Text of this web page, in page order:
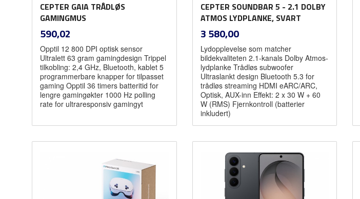
CEPTER GAIA TRÅDLØS
GAMINGMUS
Pris
590,02
Opptil 12 800 DPI optisk sensor
Ultralett 63 gram gamingdesign Trippel
tilkobling: 2,4 GHz, Bluetooth, kablet 5
programmerbare knapper for tilpasset
gaming Opptil 36 timers batteritid for
lengre gamingøkter 1000 Hz polling
rate for ultraresponsiv gamingyt
CEPTER SOUNDBAR 5 - 2.1 DOLBY
ATMOS LYDPLANKE, SVART
Pris
3 580,00mva.
Kjøp
Lydopplevelse som matcher
bildekvaliteten 2.1-kanals Dolby Atmos-
lydplanke Trådløs subwoofer
Ultraslankt design Bluetooth 5.3 for
trådløs streaming HDMI eARC/ARC,
Optisk, AUX-inn Effekt: 2 x 30 W + 60
W (RMS) Fjernkontroll (batterier
inkludert)